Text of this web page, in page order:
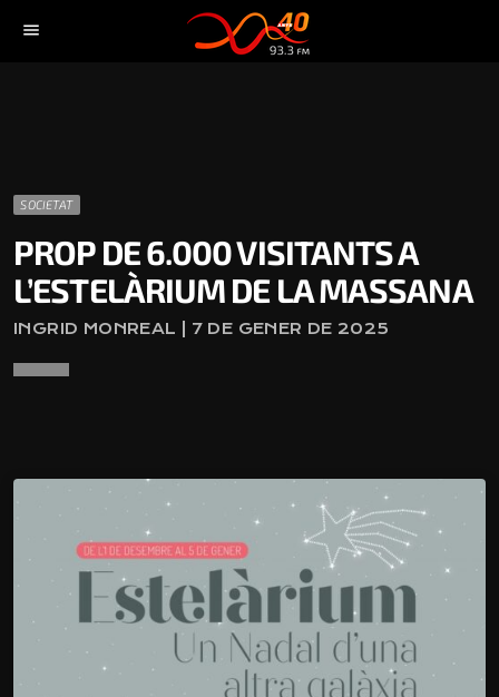
menu
SOCIETAT
PROP DE 6.000 VISITANTS A
L’ESTELÀRIUM DE LA MASSANA
INGRID MONREAL | 7 DE GENER DE 2025